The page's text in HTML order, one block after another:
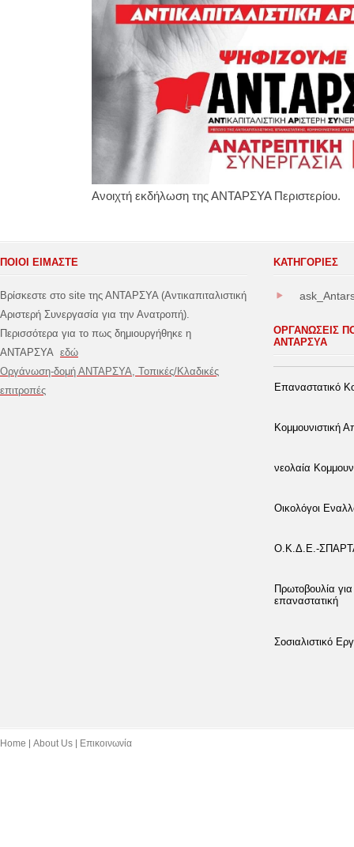
Ανοιχτή εκδήλωση της ΑΝΤΑΡΣΥΑ Περιστερίου.
ΠΟΙΟΙ ΕΙΜΑΣΤΕ
Βρίσκεστε στο site της ΑΝΤΑΡΣΥΑ (Αντικαπιταλιστική
Αριστερή Συνεργασία για την Ανατροπή).
Περισσότερα για το πως δημιουργήθηκε η
ΑΝΤΑΡΣΥΑ εδώ
Οργάνωση-δομή ΑΝΤΑΡΣΥΑ, Τοπικές/Κλαδικές
επιτροπές
ΚΑΤΗΓΟΡΊΕΣ
ΟΡΓΑΝΩΣΕΙΣ
ΑΝΤΑΡΣΥΑ
Επαναστατικό
Κομμουνιστική
νεολαία
Οικολόγοι
Ο.Κ.Δ.Ε.-
Πρωτοβουλία
επαναστατική
Σοσιαλιστικό
Home About Us Επικοινωνία